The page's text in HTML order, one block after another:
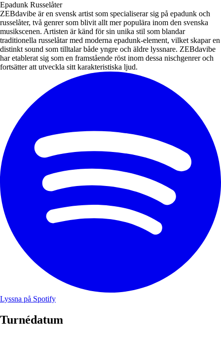
Epadunk Russelåter
ZEBdavibe är en svensk artist som specialiserar sig på epadunk och
russelåter, två genrer som blivit allt mer populära inom den svenska
musikscenen. Artisten är känd för sin unika stil som blandar
traditionella russelåtar med moderna epadunk-element, vilket skapar en
distinkt sound som tilltalar både yngre och äldre lyssnare. ZEBdavibe
har etablerat sig som en framstående röst inom dessa nischgenrer och
fortsätter att utveckla sitt karakteristiska ljud.
Lyssna på Spotify
Turnédatum